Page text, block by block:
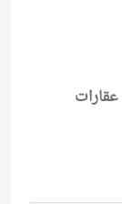
عقارات